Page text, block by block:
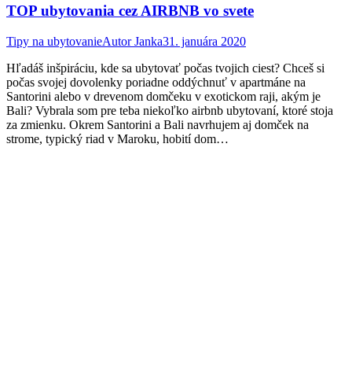
TOP ubytovania cez AIRBNB vo svete
Tipy na ubytovanieAutorJanka31. januára 2020
Hľadáš inšpiráciu, kde sa ubytovať počas tvojich ciest? Chceš si
počas svojej dovolenky poriadne oddýchnuť v apartmáne na
Santorini alebo v drevenom domčeku v exotickom raji, akým je
Bali? Vybrala som pre teba niekoľko airbnb ubytovaní, ktoré stoja
za zmienku. Okrem Santorini a Bali navrhujem aj domček na
strome, typický riad v Maroku, hobití dom…